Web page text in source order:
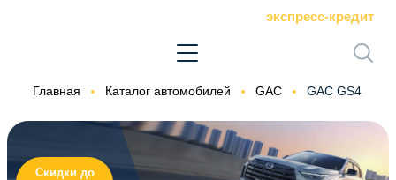
экспресс-кредит
Главная Каталог автомобилей GAC GAC GS4
Скидки до